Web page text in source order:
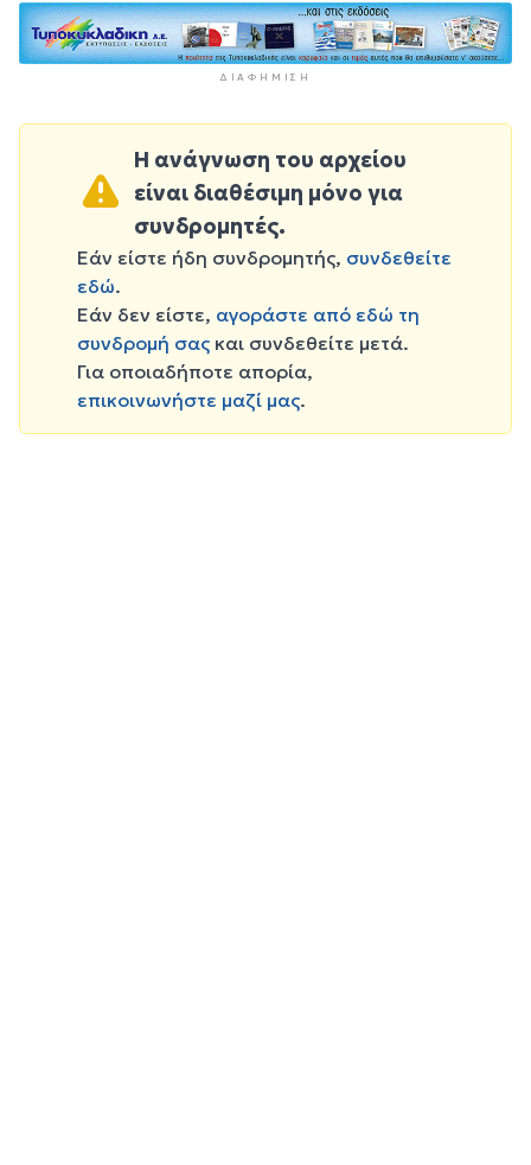
ΔΙΑΦΉΜΙΣΗ
Η ανάγνωση του αρχείου
είναι διαθέσιμη μόνο για
συνδρομητές.
Εάν είστε ήδη συνδρομητής, συνδεθείτε
εδώ.
Εάν δεν είστε, αγοράστε από εδώ τη
συνδρομή σας και συνδεθείτε μετά.
Για οποιαδήποτε απορία,
επικοινωνήστε μαζί μας.